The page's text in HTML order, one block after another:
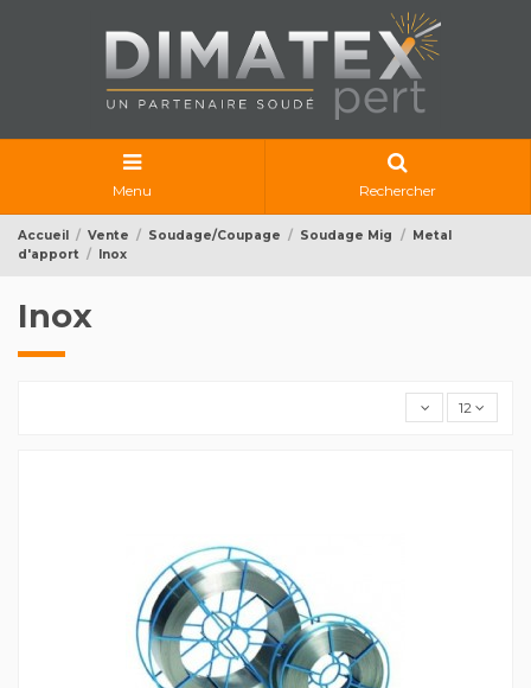
Menu Rechercher
Accueil Vente Soudage/Coupage Soudage Mig
Metal
d'apport
Inox
Inox
12